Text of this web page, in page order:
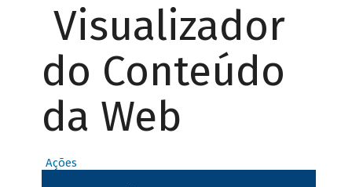
Visualizador
do Conteúdo
da Web
Ações